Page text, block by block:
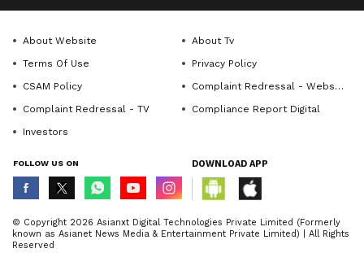
About Website
About Tv
Terms Of Use
Privacy Policy
CSAM Policy
Complaint Redressal - Website
Complaint Redressal - TV
Compliance Report Digital
Investors
FOLLOW US ON DOWNLOAD APP
© Copyright 2026 Asianxt Digital Technologies Private Limited (Formerly
known as Asianet News Media & Entertainment Private Limited) | All Rights
Reserved